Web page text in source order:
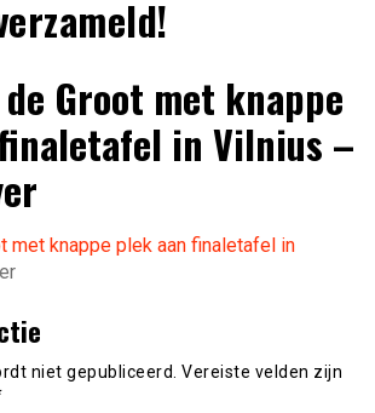
Groot met knappe
in Vilnius –
met knappe plek aan finaletafel in
niet gepubliceerd. Vereiste velden zijn